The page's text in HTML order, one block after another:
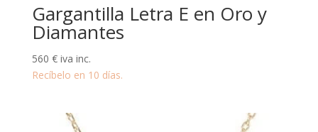
Gargantilla Letra E en Oro y
Diamantes
560 € iva inc.
Recíbelo en 10 días.